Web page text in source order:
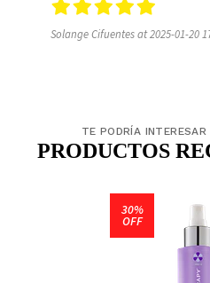
Solange Cifuentes at 2025-01-20
TE PODRÍA
PRODUCTOS
30%
OFF